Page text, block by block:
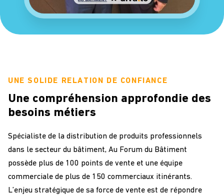
UNE SOLIDE RELATION DE CONFIANCE
Une compréhension approfondie des
besoins métiers
Spécialiste de la distribution de produits professionnels
dans le secteur du bâtiment, Au Forum du Bâtiment
possède plus de 100 points de vente et une équipe
commerciale de plus de 150 commerciaux itinérants.
L’enjeu stratégique de sa force de vente est de répondre